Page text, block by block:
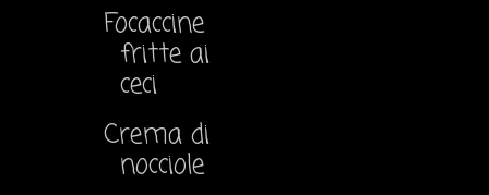
Focaccine
fritte ai
ceci
Crema di
nocciole